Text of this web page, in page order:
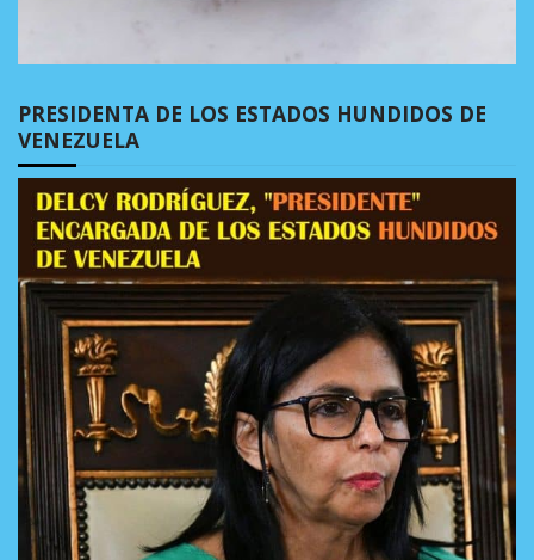
PRESIDENTA DE LOS ESTADOS HUNDIDOS DE
VENEZUELA